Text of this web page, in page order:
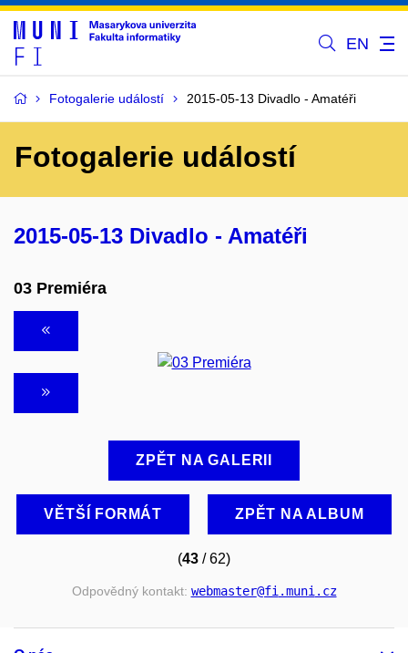
EN
Fotogalerie událostí 2015-05-13 Divadlo - Amatéři
Fotogalerie událostí
2015-05-13 Divadlo - Amatéři
03 Premiéra
ZPĚT NA GALERII
VĚTŠÍ FORMÁT ZPĚT NA ALBUM
(43 / 62)
Odpovědný kontakt: webmaster@fi.muni.cz